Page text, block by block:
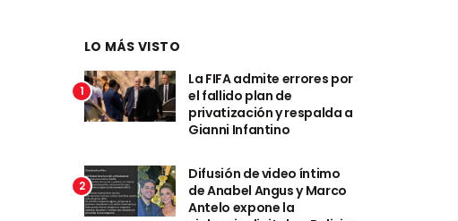
LO MÁS VISTO
1
La FIFA admite errores por
el fallido plan de
privatización y respalda a
Gianni Infantino
2
Difusión de video íntimo
de Anabel Angus y Marco
Antelo expone la